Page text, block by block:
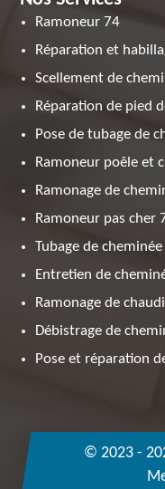
Ramoneur 74
Réparation et
Scellement de
Réparation de pied
Pose de tubage de
Ramoneur poêle et
Ramonage de
Ramoneur pas cher
Tubage de
Entretien de
Ramonage de
Débistrage de
Pose et réparation
© 2023 -